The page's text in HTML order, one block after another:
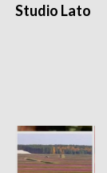
Studio Lato